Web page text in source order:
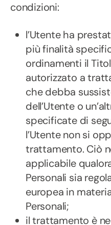
condizioni:
l’Utente ha
più finalità
ordinamenti il
autorizzato a
che debba
dell’Utente o
specificate di
l’Utente non si
trattamento. Ciò
applicabile
Personali sia
europea in
Personali;
il trattamento è